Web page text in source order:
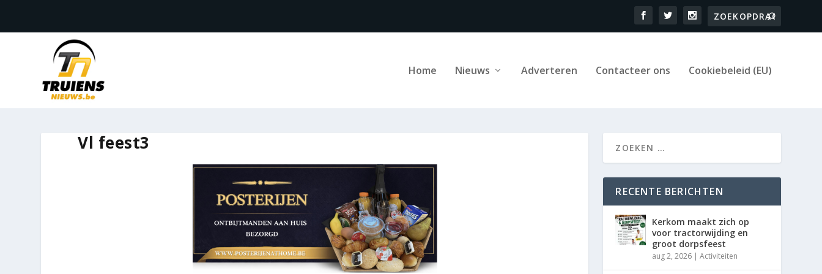
Home Nieuws Adverteren Contacteer ons Cookiebeleid (EU)
Vl feest3
RECENTE BERICHTEN
Kerkom maakt zich op
voor tractorwijding en
groot dorpsfeest
aug 2, 2026 |Activiteiten